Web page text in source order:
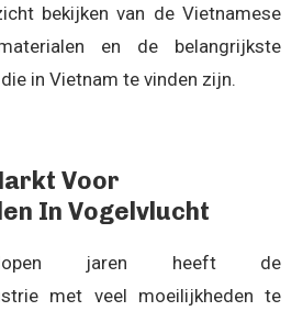
bekijken van de Vietnamese
en de belangrijkste
in Vietnam te vinden zijn.
Voor
In Vogelvlucht
jaren heeft de
met veel moeilijkheden te